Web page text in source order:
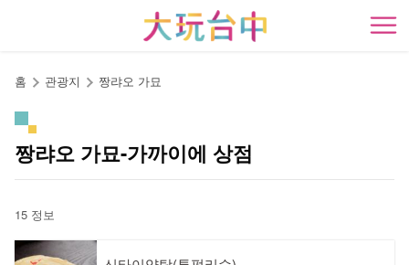
開
홈 관광지 짱랴오 가묘
짱랴오 가묘-가까이에 상점
15 정보